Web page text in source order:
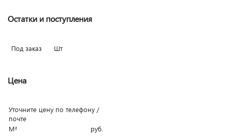
Остатки и поступления
Под заказ Шт
Цена
Уточните цену по телефону /
почте
М²
руб.